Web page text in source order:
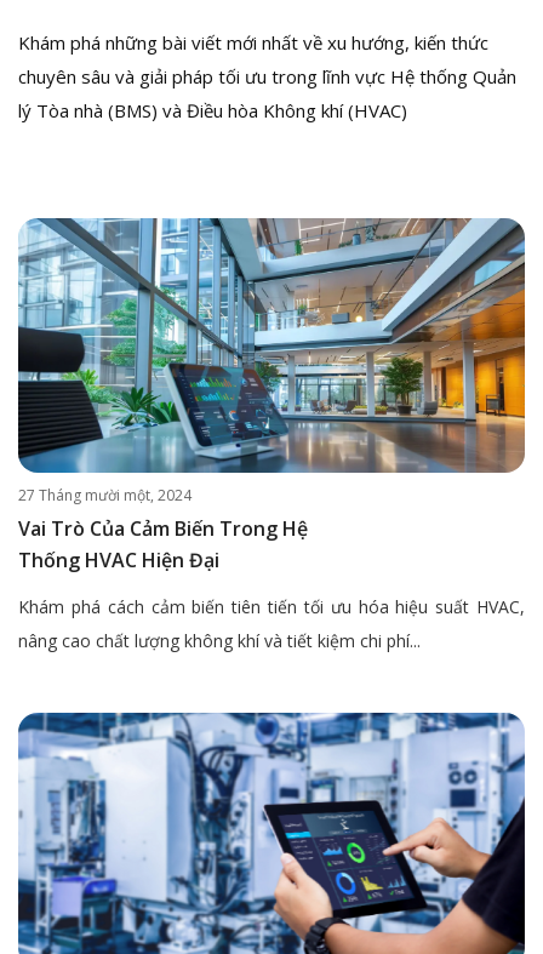
Khám phá những bài viết mới nhất về xu hướng, kiến thức
chuyên sâu và giải pháp tối ưu trong lĩnh vực Hệ thống Quản
lý Tòa nhà (BMS) và Điều hòa Không khí (HVAC)
27 Tháng mười một, 2024
Vai Trò Của Cảm Biến Trong Hệ
Thống HVAC Hiện Đại
Khám phá cách cảm biến tiên tiến tối ưu hóa hiệu suất HVAC,
nâng cao chất lượng không khí và tiết kiệm chi phí...